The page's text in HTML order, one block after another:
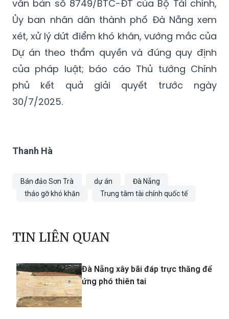
xét, xử lý dứt điểm khó khăn, vướng mắc của
Dự án theo thẩm quyền và đúng quy định
của pháp luật; báo cáo Thủ tướng Chính
phủ kết quả giải quyết trước ngày
30/7/2025.
Bán đảo Sơn Trà
Đà Nẵng xây bãi đáp trực thăng để